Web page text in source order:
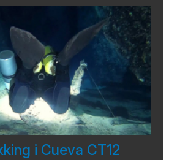
i Cueva CT12